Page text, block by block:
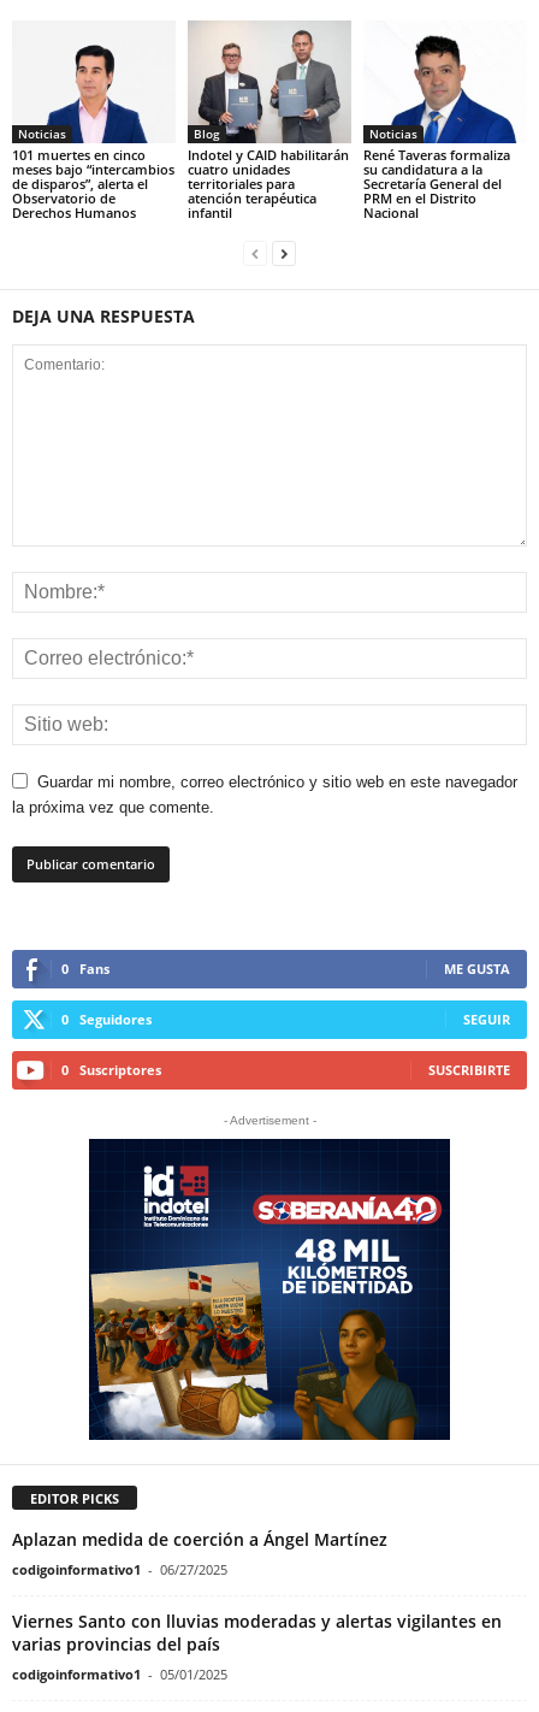
Noticias
101 muertes en cinco
meses bajo “intercambios
de disparos”, alerta el
Observatorio de
Derechos Humanos
Blog
Indotel y CAID habilitarán
cuatro unidades
territoriales para
atención terapéutica
infantil
Noticias
René Taveras formaliza
su candidatura a la
Secretaría General del
PRM en el Distrito
Nacional
DEJA UNA RESPUESTA
Guardar mi nombre, correo electrónico y sitio web en este navegador
la próxima vez que comente.
0 Fans ME GUSTA
0 Seguidores SEGUIR
0 Suscriptores SUSCRIBIRTE
- Advertisement -
EDITOR PICKS
Aplazan medida de coerción a Ángel Martínez
codigoinformativo1 - 06/27/2025
Viernes Santo con lluvias moderadas y alertas vigilantes en
varias provincias del país
codigoinformativo1 - 05/01/2025